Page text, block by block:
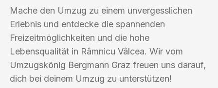
Mache den Umzug zu einem unvergesslichen
Erlebnis und entdecke die spannenden
Freizeitmöglichkeiten und die hohe
Lebensqualität in Râmnicu Vâlcea. Wir vom
Umzugskönig Bergmann Graz freuen uns darauf,
dich bei deinem Umzug zu unterstützen!